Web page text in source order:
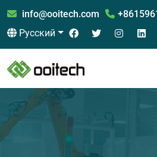
info@ooitech.com
Русский